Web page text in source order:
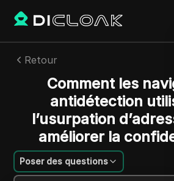
Retour
Comment les
antidétection
l’usurpation
améliorer la
Poser des questions